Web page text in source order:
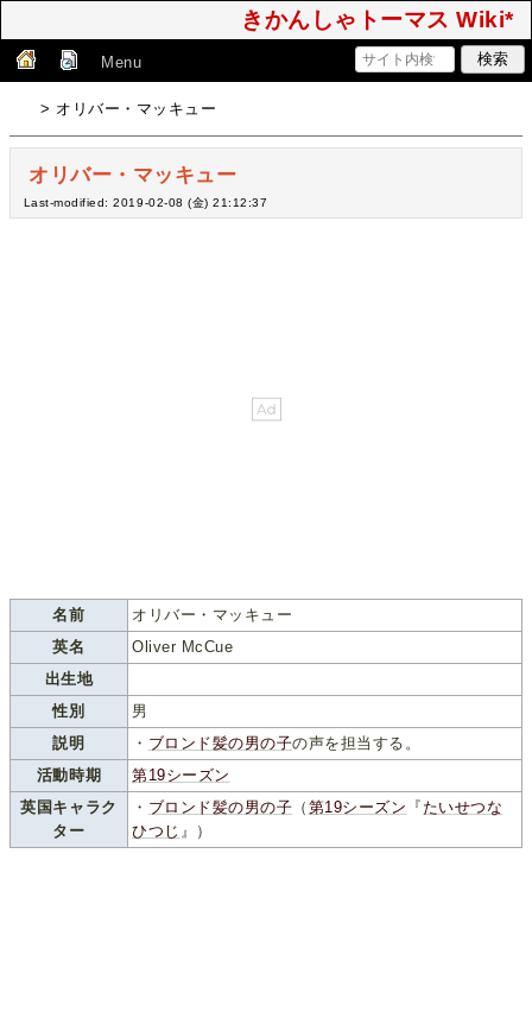
きかんしゃトーマス Wiki*
Menu
> オリバー・マッキュー
オリバー・マッキュー
Last-modified: 2019-02-08 (金) 21:12:37
名前
オリバー・マッキュー
英名
Oliver McCue
出生地
性別
男
説明
・ ブロンド髪の男の子の声を担当する。
活動時期
第19シーズン
英国キャラク
ター
・ ブロンド髪の男の子 （ 第19シーズン 『 たいせつな
ひつじ 』）